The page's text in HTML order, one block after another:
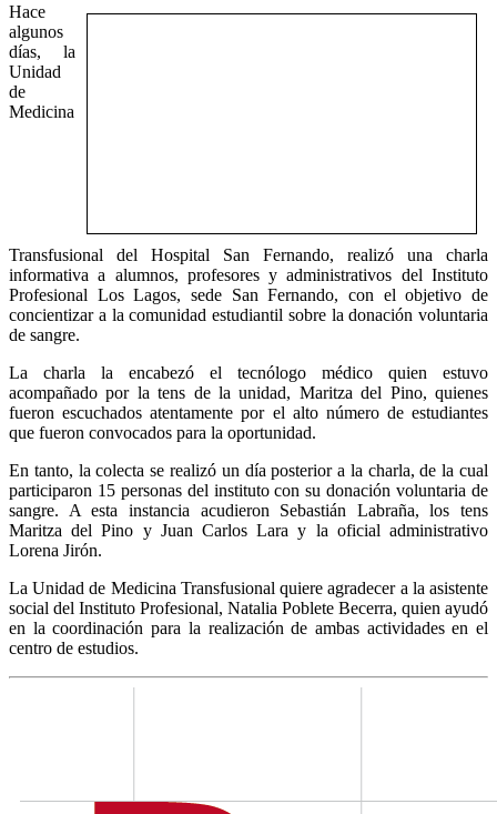
Hace
algunos
días, la
Unidad
de
Medicina
Transfusional del Hospital San Fernando, realizó una charla
informativa a alumnos, profesores y administrativos del Instituto
Profesional Los Lagos, sede San Fernando, con el objetivo de
concientizar a la comunidad estudiantil sobre la donación voluntaria
de sangre.
La charla la encabezó el tecnólogo médico quien estuvo
acompañado por la tens de la unidad, Maritza del Pino, quienes
fueron escuchados atentamente por el alto número de estudiantes
que fueron convocados para la oportunidad.
En tanto, la colecta se realizó un día posterior a la charla, de la cual
participaron 15 personas del instituto con su donación voluntaria de
sangre. A esta instancia acudieron Sebastián Labraña, los tens
Maritza del Pino y Juan Carlos Lara y la oficial administrativo
Lorena Jirón.
La Unidad de Medicina Transfusional quiere agradecer a la asistente
social del Instituto Profesional, Natalia Poblete Becerra, quien ayudó
en la coordinación para la realización de ambas actividades en el
centro de estudios.